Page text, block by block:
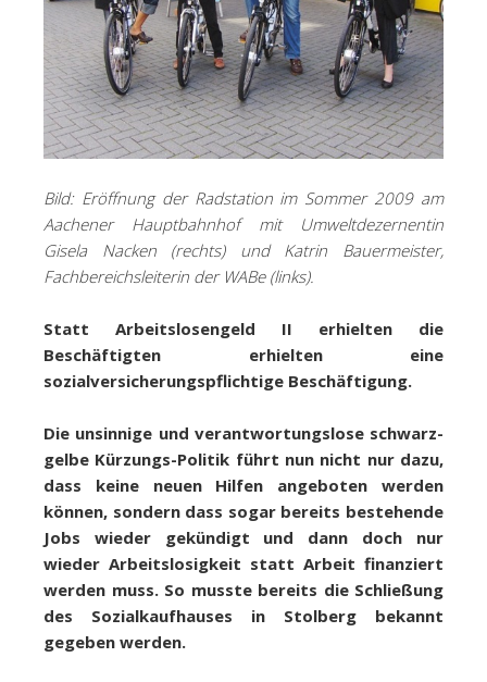
Bild: Eröffnung der Radstation im Sommer 2009 am
Aachener Hauptbahnhof mit Umweltdezernentin
Gisela Nacken (rechts) und Katrin Bauermeister,
Fachbereichsleiterin der WABe (links).
Statt Arbeitslosengeld II erhielten die
Beschäftigten erhielten eine
sozialversicherungspflichtige Beschäftigung.
Die unsinnige und verantwortungslose schwarz-
gelbe Kürzungs-Politik führt nun nicht nur dazu,
dass keine neuen Hilfen angeboten werden
können, sondern dass sogar bereits bestehende
Jobs wieder gekündigt und dann doch nur
wieder Arbeitslosigkeit statt Arbeit finanziert
werden muss. So musste bereits die Schließung
des Sozialkaufhauses in Stolberg bekannt
gegeben werden.